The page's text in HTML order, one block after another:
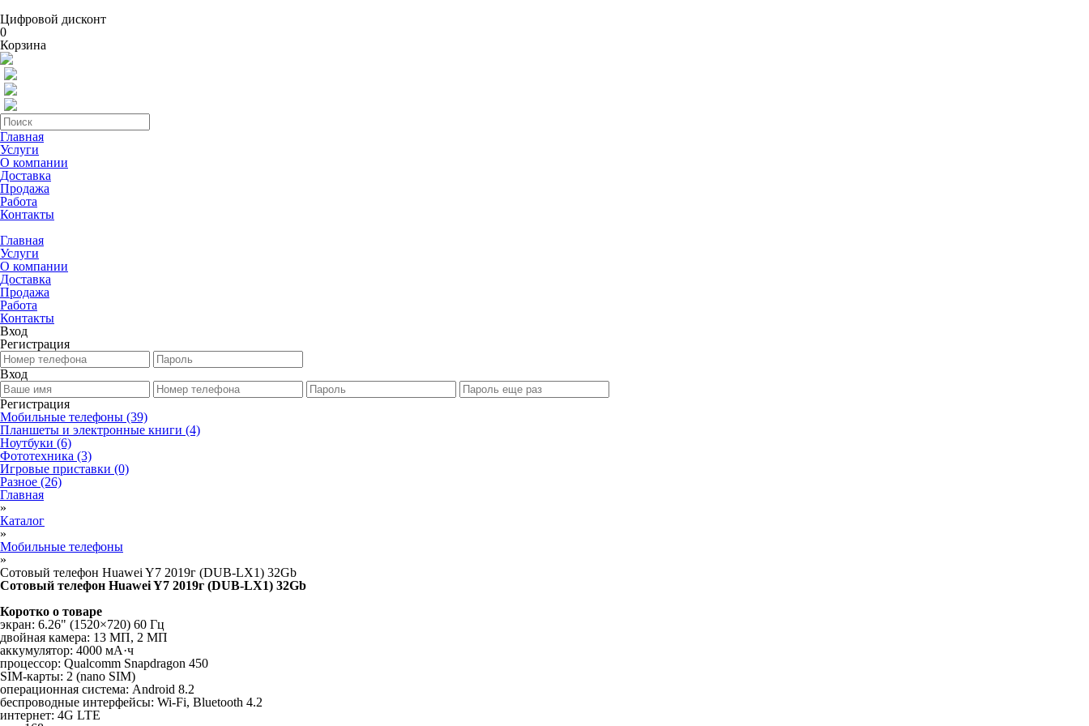
Цифровой дисконт
0
Корзина
Главная
Услуги
О компании
Доставка
Продажа
Работа
Контакты
Главная
Услуги
О компании
Доставка
Продажа
Работа
Контакты
Вход
Регистрация
Вход
Регистрация
Мобильные телефоны (39)
Планшеты и электронные книги (4)
Ноутбуки (6)
Фототехника (3)
Игровые приставки (0)
Разное (26)
Главная
»
Каталог
»
Мобильные телефоны
»
Сотовый телефон Huawei Y7 2019г (DUB-LX1) 32Gb
Сотовый телефон Huawei Y7 2019г (DUB-LX1) 32Gb
Коротко о товаре
экран: 6.26" (1520×720) 60 Гц
двойная камера: 13 МП, 2 МП
аккумулятор: 4000 мА·ч
процессор: Qualcomm Snapdragon 450
SIM-карты: 2 (nano SIM)
операционная система: Android 8.2
беспроводные интерфейсы: Wi-Fi, Bluetooth 4.2
интернет: 4G LTE